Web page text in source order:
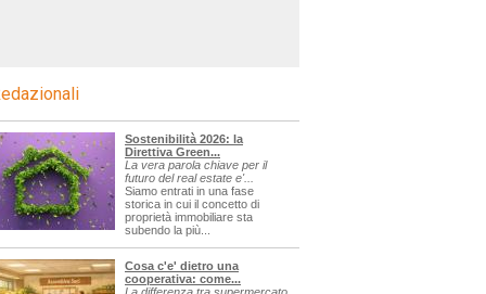
Sostenibilità 2026: la
Direttiva Green...
La vera parola chiave per il
futuro del real estate e'...
Siamo entrati in una fase
storica in cui il concetto di
proprietà immobiliare sta
subendo la più...
Cosa c'e' dietro una
cooperativa: come...